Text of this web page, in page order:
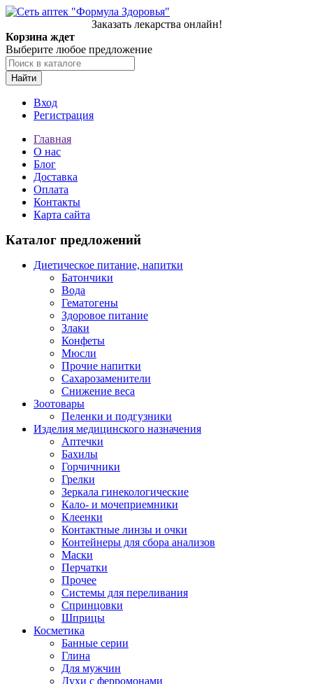
Заказать лекарства онлайн!
Корзина ждет
Выберите любое предложение
Найти
Вход
Регистрация
Главная
О нас
Блог
Доставка
Оплата
Контакты
Карта сайта
Каталог предложений
Диетическое питание, напитки
Батончики
Вода
Гематогены
Здоровое питание
Злаки
Конфеты
Мюсли
Прочие напитки
Сахарозаменители
Снижение веса
Зоотовары
Пеленки и подгузники
Изделия медицинского назначения
Аптечки
Бахилы
Горчичники
Грелки
Зеркала гинекологические
Кало- и мочеприемники
Клеенки
Контактные линзы и очки
Контейнеры для сбора анализов
Маски
Перчатки
Прочее
Системы для переливания
Спринцовки
Шприцы
Косметика
Банные серии
Глина
Для мужчин
Духи с ферромонами